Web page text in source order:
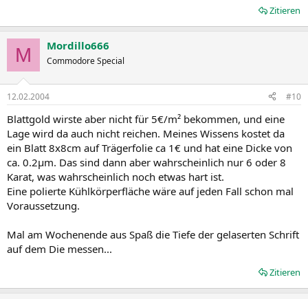
Zitieren
M Mordillo666
Commodore Special
12.02.2004 #10
Blattgold wirste aber nicht für 5€/m² bekommen, und eine
Lage wird da auch nicht reichen. Meines Wissens kostet da
ein Blatt 8x8cm auf Trägerfolie ca 1€ und hat eine Dicke von
ca. 0.2µm. Das sind dann aber wahrscheinlich nur 6 oder 8
Karat, was wahrscheinlich noch etwas hart ist.
Eine polierte Kühlkörperfläche wäre auf jeden Fall schon mal
Voraussetzung.
Mal am Wochenende aus Spaß die Tiefe der gelaserten Schrift
auf dem Die messen...
Zitieren